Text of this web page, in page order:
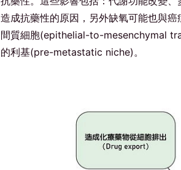
造成抗藥性的原因，另外缺氧可能也與
間質細胞(epithelial-to-mesenchymal
的利基(pre-metastatic niche)。